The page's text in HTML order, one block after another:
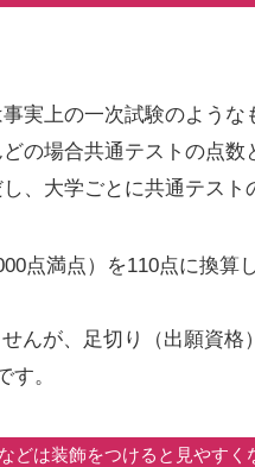
実上の一次試験のような
の場合共通テストの点数
、大学ごとに共通テスト
点満点）を110点に換算
んが、足切り（出願資格
。
どは装飾をつけると見やすく